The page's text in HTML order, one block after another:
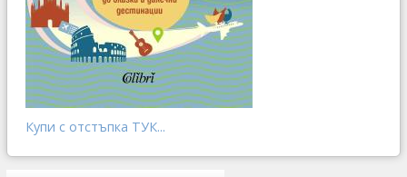
Купи с отстъпка ТУК...